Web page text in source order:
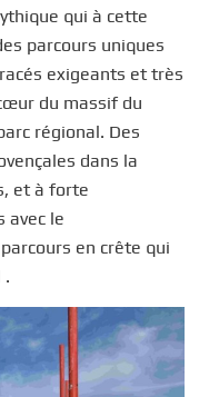
qui à cette
parcours uniques
exigeants et très
du massif du
régional. Des
dans la
et à forte
avec le
en crête qui
.